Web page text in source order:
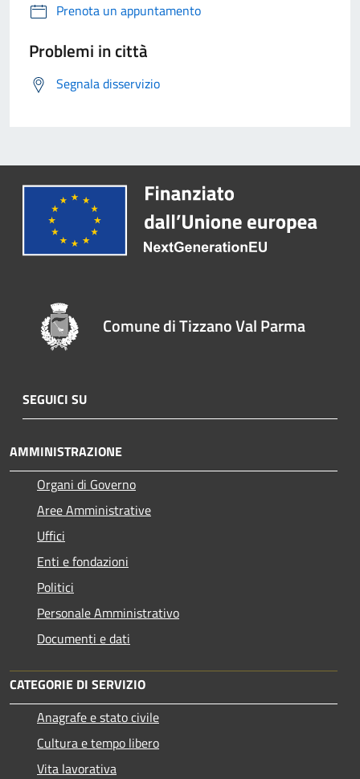
Prenota un appuntamento
Problemi in città
Segnala disservizio
Comune di Tizzano Val Parma
SEGUICI SU
AMMINISTRAZIONE
Organi di Governo
Aree Amministrative
Uffici
Enti e fondazioni
Politici
Personale Amministrativo
Documenti e dati
CATEGORIE DI SERVIZIO
Anagrafe e stato civile
Cultura e tempo libero
Vita lavorativa